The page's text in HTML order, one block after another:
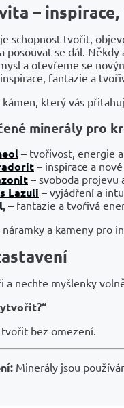
–
schopnost tvořit,
posouvat se dál.
a otevřeme se
fantazie a
který vás
minerály pro
– tvořivost, energie
– inspirace a
– svoboda projevu
Lazuli – vyjádření a
, – fantazie a tvořivá
a kameny pro
a nechte myšlenky
bez omezení.
Minerály jsou